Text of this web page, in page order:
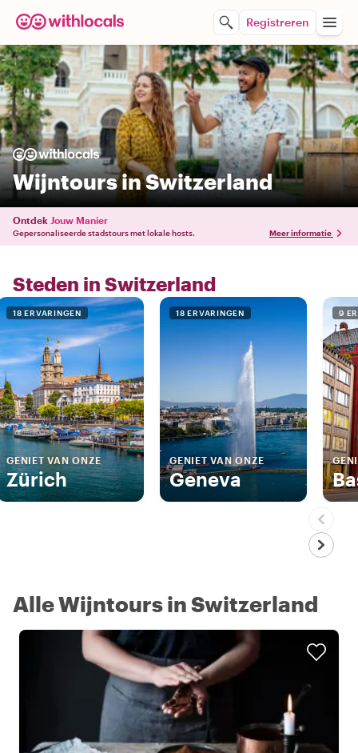
Registreren
Wijntours in Switzerland
Ontdek Jouw Manier
Gepersonaliseerde stadstours met lokale hosts. Meer informatie
Steden in Switzerland
18 ERVARINGEN
GENIET VAN ONZE
Zürich
18 ERVARINGEN
GENIET VAN ONZE
Geneva
9
Alle Wijntours in Switzerland